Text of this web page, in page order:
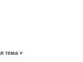
тема »